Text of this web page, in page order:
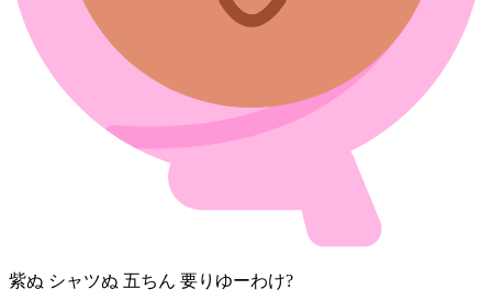
紫⁠ぬ シャツ⁠ぬ 五⁠ち⁠ん 要りゆーわけ?